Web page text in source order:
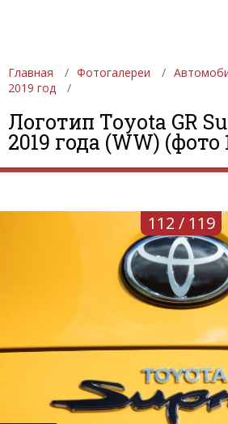
Главная Фотогалереи
2019 год
Логотип Toyota GR
2019 года (WW) (фото
ФОТОГАЛЕРЕИ
АВТОСАЛОНЫ
ФОРМУЛА-1
112 / 119